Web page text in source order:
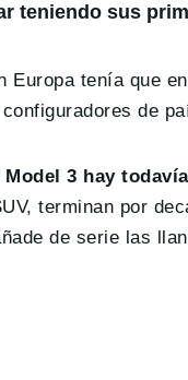
teniendo sus
Europa tenía que
de
3 hay
terminan por
de serie las